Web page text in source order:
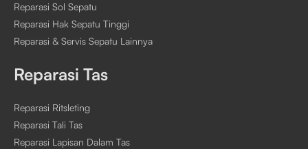
Reparasi Sol Sepatu
Reparasi Hak Sepatu Tinggi
Reparasi & Servis Sepatu Lainnya
Reparasi Tas
Reparasi Ritsleting
Reparasi Tali Tas
Reparasi Lapisan Dalam Tas